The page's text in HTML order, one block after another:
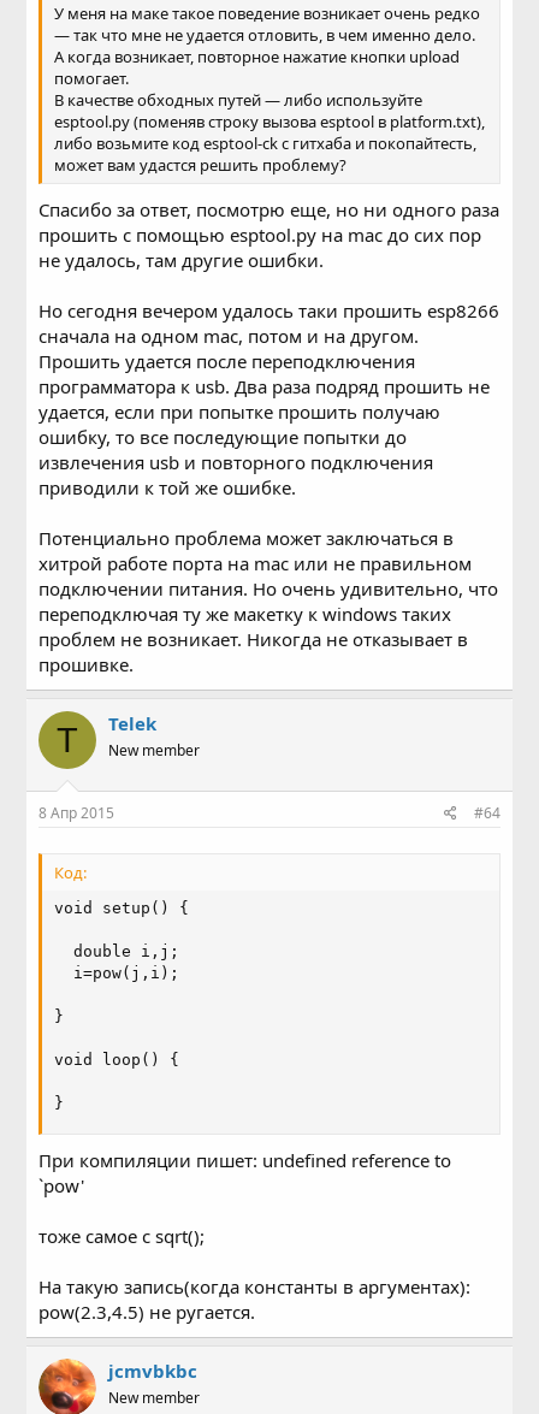
У меня на маке такое поведение возникает очень редко
— так что мне не удается отловить, в чем именно дело.
А когда возникает, повторное нажатие кнопки upload
помогает.
В качестве обходных путей — либо используйте
esptool.py (поменяв строку вызова esptool в platform.txt),
либо возьмите код esptool-ck с гитхаба и покопайтесть,
может вам удастся решить проблему?
Спасибо за ответ, посмотрю еще, но ни одного раза
прошить с помощью esptool.py на mac до сих пор
не удалось, там другие ошибки.
Но сегодня вечером удалось таки прошить esp8266
сначала на одном mac, потом и на другом.
Прошить удается после переподключения
программатора к usb. Два раза подряд прошить не
удается, если при попытке прошить получаю
ошибку, то все последующие попытки до
извлечения usb и повторного подключения
приводили к той же ошибке.
Потенциально проблема может заключаться в
хитрой работе порта на mac или не правильном
подключении питания. Но очень удивительно, что
переподключая ту же макетку к windows таких
проблем не возникает. Никогда не отказывает в
прошивке.
T Telek
New member
8 Апр 2015 #64
Код:
void setup() {
  double i,j;
  i=pow(j,i);
}
void loop() {
}
При компиляции пишет: undefined reference to
`pow'
тоже самое с sqrt();
На такую запись(когда константы в аргументах):
pow(2.3,4.5) не ругается.
jcmvbkbc
New member